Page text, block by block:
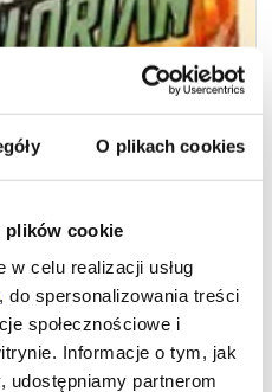
O plikach cookies
plików cookie
celu realizacji usług
, do spersonalizowania treści
społecznościowe i
Informacje o tym, jak
partnerom